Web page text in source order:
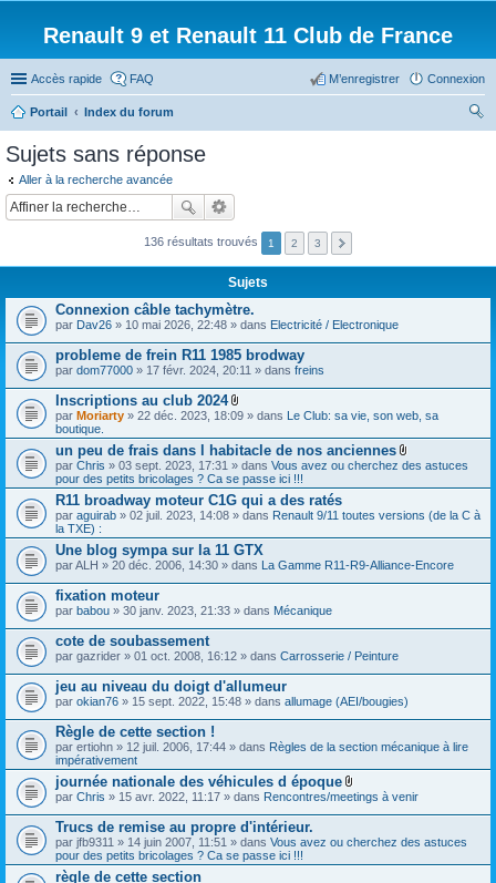
Renault 9 et Renault 11 Club de France
Accès rapide FAQ Connexion
M’enregistrer
Portail
Index du forum
Sujets sans réponse
Aller à la recherche avancée
136 résultats trouvés 1 2 3
Sujets
Connexion câble tachymètre.
par Dav26 » 10 mai 2026, 22:48 » dans Electricité / Electronique
probleme de frein R11 1985 brodway
par dom77000 » 17 févr. 2024, 20:11 » dans freins
Inscriptions au club 2024
F
c
h
e
r
(
s
j
o
i
n
(
par Moriarty » 22 déc. 2023, 18:09 » dans Le Club: sa vie, son web, sa
boutique.
un peu de frais dans l habitacle de nos anciennes
F
c
i
r
s
)
n
s
par Chris » 03 sept. 2023, 17:31 » dans Vous avez ou cherchez des astuces
pour des petits bricolages ? Ca se passe ici !!!
R11 broadway moteur C1G qui a des ratés
par aguirab » 02 juil. 2023, 14:08 » dans Renault 9/11 toutes versions (de la C à
la TXE) :
Une blog sympa sur la 11 GTX
parALH » 20 déc. 2006, 14:30 » dans La Gamme R11-R9-Alliance-Encore
fixation moteur
par babou » 30 janv. 2023, 21:33 » dans Mécanique
cote de soubassement
par gazrider » 01 oct. 2008, 16:12 » dans Carrosserie / Peinture
jeu au niveau du doigt d'allumeur
par okian76 » 15 sept. 2022, 15:48 » dans allumage (AEI/bougies)
Règle de cette section !
par ertiohn » 12 juil. 2006, 17:44 » dans Règles de la section mécanique à lire
impérativement
journée nationale des véhicules d époque
F
c
i
par Chris » 15 avr. 2022, 11:17 » dans Rencontres/meetings à venir
Trucs de remise au propre d'intérieur.
par jfb9311 » 14 juin 2007, 11:51 » dans Vous avez ou cherchez des astuces
pour des petits bricolages ? Ca se passe ici !!!
règle de cette section